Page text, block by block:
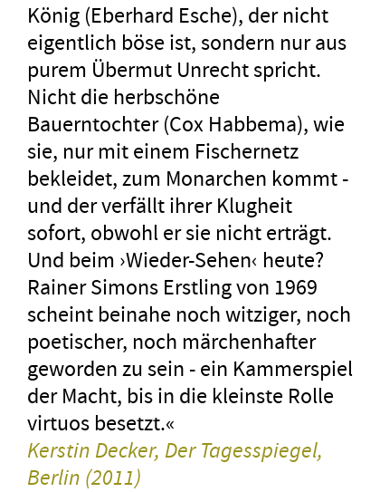
König (Eberhard Esche), der nicht
eigentlich böse ist, sondern nur aus
purem Übermut Unrecht spricht.
Nicht die herbschöne
Bauerntochter (Cox Habbema), wie
sie, nur mit einem Fischernetz
bekleidet, zum Monarchen kommt -
und der verfällt ihrer Klugheit
sofort, obwohl er sie nicht erträgt.
Und beim ›Wieder-Sehen‹ heute?
Rainer Simons Erstling von 1969
scheint beinahe noch witziger, noch
poetischer, noch märchenhafter
geworden zu sein - ein Kammerspiel
der Macht, bis in die kleinste Rolle
virtuos besetzt.«
Kerstin Decker, Der Tagesspiegel,
Berlin (2011)